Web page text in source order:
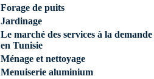
Forage de puits
Jardinage
Le marché des services à la demande
en Tunisie
Ménage et nettoyage
Menuiserie aluminium